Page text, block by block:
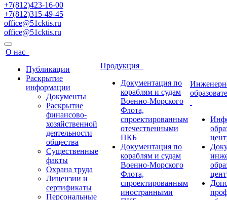
+7(812)423-16-00
+7(812)315-49-45
office@51cktis.ru
office@51cktis.ru
О нас
Публикации
Раскрытие
информации
Документы
Раскрытие
финансово-
хозяйственной
деятельности
общества
Существенные
факты
Охрана труда
Лицензии и
сертификаты
Персональные
Продукция
Документация по
кораблям и судам
Военно-Морского
Флота,
спроектированным
отечественными
ПКБ
Документация по
кораблям и судам
Военно-Морского
Флота,
спроектированным
иностранными